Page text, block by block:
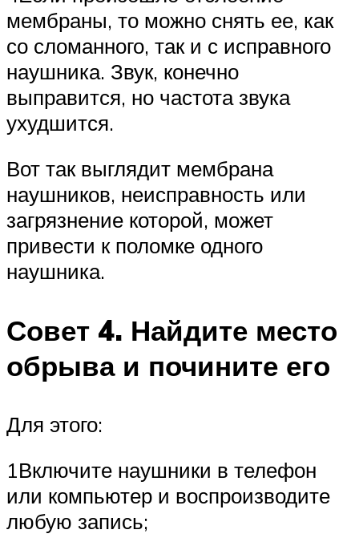
мембраны, то можно снять ее, как
со сломанного, так и с исправного
наушника. Звук, конечно
выправится, но частота звука
ухудшится.
Вот так выглядит мембрана
наушников, неисправность или
загрязнение которой, может
привести к поломке одного
наушника.
Совет 4. Найдите место
обрыва и почините его
Для этого:
1Включите наушники в телефон
или компьютер и воспроизводите
любую запись;